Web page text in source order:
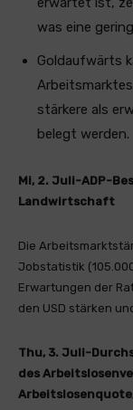
was eine
Goldaufwärts
stärkere als
belegt werden.
Mi, 2. Juli-ADP-
Landwirtschaft
Die
Jobstatistik
Erwartungen der
den USD stärken
Thu, 3. Juli-
des
Arbeitslosenquote,